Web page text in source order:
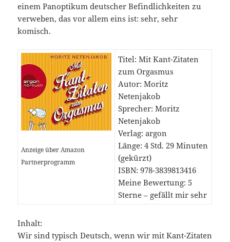
einem Panoptikum deutscher Befindlichkeiten zu
verweben, das vor allem eins ist: sehr, sehr
komisch.
Anzeige über Amazon
Partnerprogramm
Titel: Mit Kant-Zitaten
zum Orgasmus
Autor: Moritz
Netenjakob
Sprecher: Moritz
Netenjakob
Verlag: argon
Länge: 4 Std. 29 Minuten
(gekürzt)
ISBN: 978-3839813416
Meine Bewertung: 5
Sterne – gefällt mir sehr
Inhalt:
Wir sind typisch Deutsch, wenn wir mit Kant-Zitaten